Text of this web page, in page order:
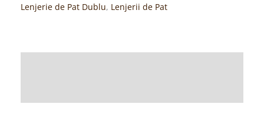
Lenjerie de Pat Dublu, Lenjerii de Pat